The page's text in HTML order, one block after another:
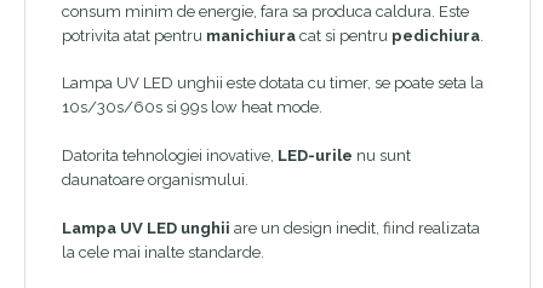
consum minim de energie, fara sa produca caldura. Este
potrivita atat pentru manichiura cat si pentru pedichiura
Lampa UV LED unghii este dotata cu timer, se poate seta la
10s/30s/60s si 99s low heat mode.
Datorita tehnologiei inovative, LED-urile nu sunt
daunatoare organismului.
Lampa UV LED unghii are un design inedit, fiind realizata
la cele mai inalte standarde.